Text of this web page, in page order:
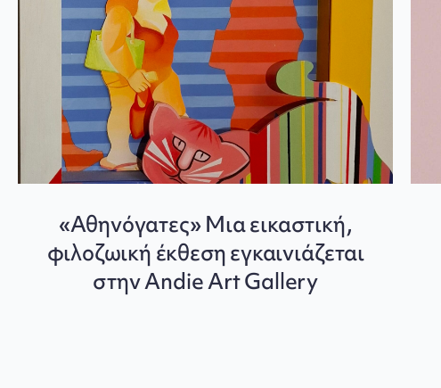
«Αθηνόγατες» Μια εικαστική,
φιλοζωική έκθεση εγκαινιάζεται
στην Andie Art Gallery